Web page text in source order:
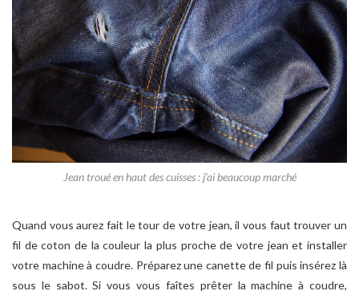
Jean troué en haut des cuisses : j’ai beaucoup marché
Quand vous aurez fait le tour de votre jean, il vous faut trouver un
fil de coton de la couleur la plus proche de votre jean et installer
votre machine à coudre. Préparez une canette de fil puis insérez là
sous le sabot. Si vous vous faîtes prêter la machine à coudre,